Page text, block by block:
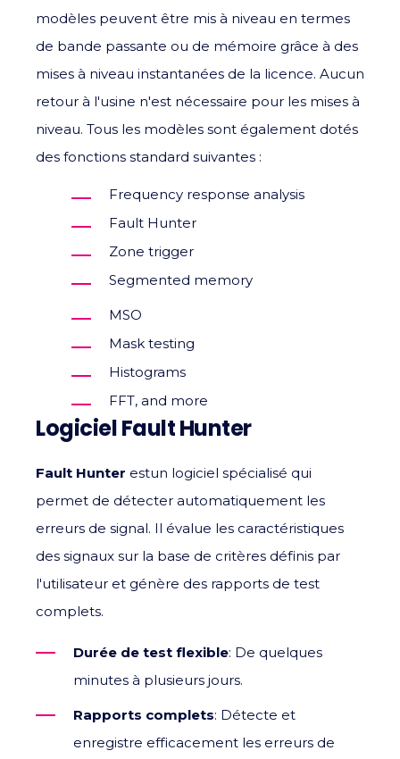
modèles peuvent être mis à niveau en termes
de bande passante ou de mémoire grâce à des
mises à niveau instantanées de la licence. Aucun
retour à l'usine n'est nécessaire pour les mises à
niveau. Tous les modèles sont également dotés
des fonctions standard suivantes :
Frequency response analysis
Fault Hunter
Zone trigger
Segmented memory
MSO
Mask testing
Histograms
FFT, and more
Logiciel Fault Hunter
Fault Hunter estun logiciel spécialisé qui
permet de détecter automatiquement les
erreurs de signal. Il évalue les caractéristiques
des signaux sur la base de critères définis par
l'utilisateur et génère des rapports de test
complets.
Durée de test flexible: De quelques
minutes à plusieurs jours.
Rapports complets: Détecte et
enregistre efficacement les erreurs de